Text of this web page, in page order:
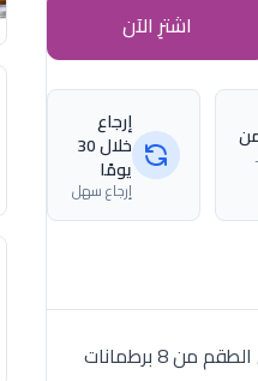
اشترِ الآن
إرجاع
خلال 30
يومًا
إرجاع سهل
نظمي مطبخك بأناقة مع طقم التوابل المكون من 8 قطع من Happy Home باللون الأزرق الملكي المميز. يتكون الطقم من 8 برطمانات